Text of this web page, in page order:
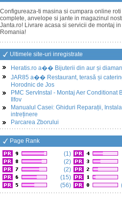
Configureaza-ti masina si cumpara online roti
complete, anvelope si jante in magazinul
Janta.ro! Livrare acasa si servicii de montaj in
Romania!
Ultimele site-uri inregistrate
Heratis.ro a�� Bijuterii din aur și
JAR85 a�� Restaurant, terasă și
Horodnic de Jos
PMC ServInstal - Montaj Aer Conditionat
Ilfov
Manualul Casei: Ghiduri Reparații,
intreținere
Parcarea Zborului
Page Rank
(1)
(2)
(2)
(15)
(56)